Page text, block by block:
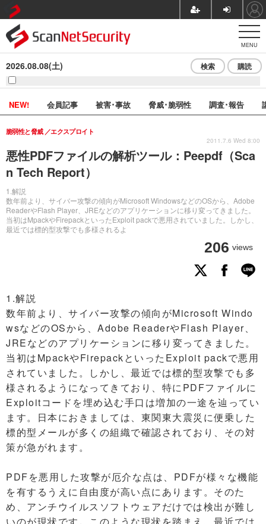
MENU
2026.08.08(土) 検索 購読
NEW! 会員記事 被害･事故 脅威･脆弱性 調査･報告
悪性PDFファイルの解析ツール：Peepdf（Sca
n Tech Report）
1.解説
数年前より、サイバー攻撃の傾向がMicrosoft WindowsなどのOSから、Adobe
ReaderやFlash Player、JREなどのアプリケーションに移り変ってきました。
当初はMpackやFirepackといったExploit packで悪用されていました。しかし、
最近では標的型攻撃でも多様されるよ
脆弱性と脅威 エクスプロイト
206 views
2011.7.6 Wed 8:00
1.解説
数年前より、サイバー攻撃の傾向がMicrosoft Windo
wsなどのOSから、Adobe ReaderやFlash Player、
JREなどのアプリケーションに移り変ってきました。
当初はMpackやFirepackといったExploit packで悪用
されていました。しかし、最近では標的型攻撃でも多
様されるようになってきており、特にPDFファイルに
Exploitコードを埋め込む手口は増加の一途を辿ってい
ます。日本におきましては、東関東大震災に便乗した
標的型メールが多くの組織で確認されており、その対
策が急がれます。
PDFを悪用した攻撃が厄介な点は、PDFが様々な機能
を有するうえに自由度が高い点にあります。そのた
め、アンチウイルスソフトウェアだけでは検出が難し